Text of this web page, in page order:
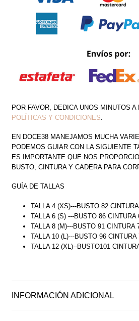
POR FAVOR, DEDICA UNOS MINUTOS
POLÍTICAS Y CONDICIONES.
EN DOCE38 MANEJAMOS MUCHA
PODEMOS GUIAR CON LA SIGUIENTE
ES IMPORTANTE QUE NOS
BUSTO, CINTURA Y CADERA PARA
GUÍA DE TALLAS
TALLA 4 (XS)---BUSTO 82
TALLA 6 (S) ---BUSTO 86 CINTURA
TALLA 8 (M)---BUSTO 91 CINTURA
TALLA 10 (L)---BUSTO 96
TALLA 12 (XL)--BUSTO101
INFORMACIÓN ADICIONAL